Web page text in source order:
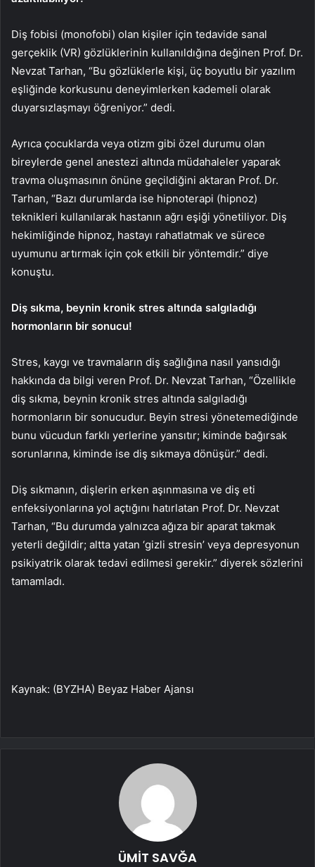
Diş fobisi (monofobi) olan kişiler için tedavide sanal
gerçeklik (VR) gözlüklerinin kullanıldığına değinen Prof. Dr.
Nevzat Tarhan, “Bu gözlüklerle kişi, üç boyutlu bir yazılım
eşliğinde korkusunu deneyimlerken kademeli olarak
duyarsızlaşmayı öğreniyor.” dedi.
Ayrıca çocuklarda veya otizm gibi özel durumu olan
bireylerde genel anestezi altında müdahaleler yaparak
travma oluşmasının önüne geçildiğini aktaran Prof. Dr.
Tarhan, “Bazı durumlarda ise hipnoterapi (hipnoz)
teknikleri kullanılarak hastanın ağrı eşiği yönetiliyor. Diş
hekimliğinde hipnoz, hastayı rahatlatmak ve sürece
uyumunu artırmak için çok etkili bir yöntemdir.” diye
konuştu.
Diş sıkma, beynin kronik stres altında salgıladığı
hormonların bir sonucu!
Stres, kaygı ve travmaların diş sağlığına nasıl yansıdığı
hakkında da bilgi veren Prof. Dr. Nevzat Tarhan, “Özellikle
diş sıkma, beynin kronik stres altında salgıladığı
hormonların bir sonucudur. Beyin stresi yönetemediğinde
bunu vücudun farklı yerlerine yansıtır; kiminde bağırsak
sorunlarına, kiminde ise diş sıkmaya dönüşür.” dedi.
Diş sıkmanın, dişlerin erken aşınmasına ve diş eti
enfeksiyonlarına yol açtığını hatırlatan Prof. Dr. Nevzat
Tarhan, “Bu durumda yalnızca ağıza bir aparat takmak
yeterli değildir; altta yatan ‘gizli stresin’ veya depresyonun
psikiyatrik olarak tedavi edilmesi gerekir.” diyerek sözlerini
tamamladı.
Kaynak: (BYZHA) Beyaz Haber Ajansı
ÜMİT SAVĞA